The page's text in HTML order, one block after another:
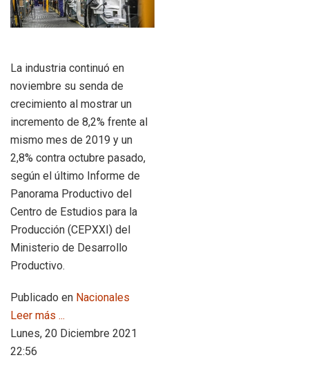
La industria continuó en
noviembre su senda de
crecimiento al mostrar un
incremento de 8,2% frente al
mismo mes de 2019 y un
2,8% contra octubre pasado,
según el último Informe de
Panorama Productivo del
Centro de Estudios para la
Producción (CEPXXI) del
Ministerio de Desarrollo
Productivo.
Publicado en Nacionales
Leer más ...
Lunes, 20 Diciembre 2021
22:56